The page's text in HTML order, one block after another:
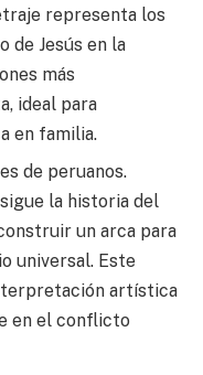
representa los
de Jesús en la
más
ideal para
en familia.
de peruanos.
la historia del
un arca para
universal. Este
artística
en el conflicto